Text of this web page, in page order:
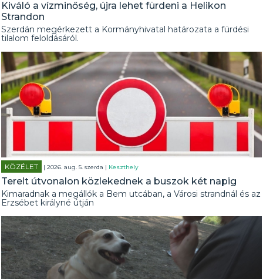
Kiváló a vízminőség, újra lehet fürdeni a Helikon
Strandon
Szerdán megérkezett a Kormányhivatal határozata a fürdési
tilalom feloldásáról.
KÖZÉLET | 2026. aug. 5. szerda | Keszthely
Terelt útvonalon közlekednek a buszok két napig
Kimaradnak a megállók a Bem utcában, a Városi strandnál és az
Erzsébet királyné útján